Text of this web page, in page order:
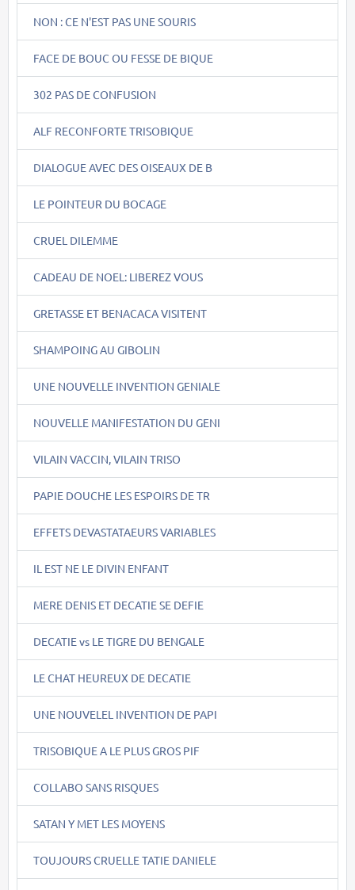
NON : CE N'EST PAS UNE SOURIS
FACE DE BOUC OU FESSE DE BIQUE
302 PAS DE CONFUSION
ALF RECONFORTE TRISOBIQUE
DIALOGUE AVEC DES OISEAUX DE B
LE POINTEUR DU BOCAGE
CRUEL DILEMME
CADEAU DE NOEL: LIBEREZ VOUS
GRETASSE ET BENACACA VISITENT
SHAMPOING AU GIBOLIN
UNE NOUVELLE INVENTION GENIALE
NOUVELLE MANIFESTATION DU GENI
VILAIN VACCIN, VILAIN TRISO
PAPIE DOUCHE LES ESPOIRS DE TR
EFFETS DEVASTATAEURS VARIABLES
IL EST NE LE DIVIN ENFANT
MERE DENIS ET DECATIE SE DEFIE
DECATIE vs LE TIGRE DU BENGALE
LE CHAT HEUREUX DE DECATIE
UNE NOUVELEL INVENTION DE PAPI
TRISOBIQUE A LE PLUS GROS PIF
COLLABO SANS RISQUES
SATAN Y MET LES MOYENS
TOUJOURS CRUELLE TATIE DANIELE